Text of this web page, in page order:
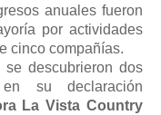
anuales fueron
por actividades
cinco compañías.
descubrieron dos
su declaración
La Vista Country